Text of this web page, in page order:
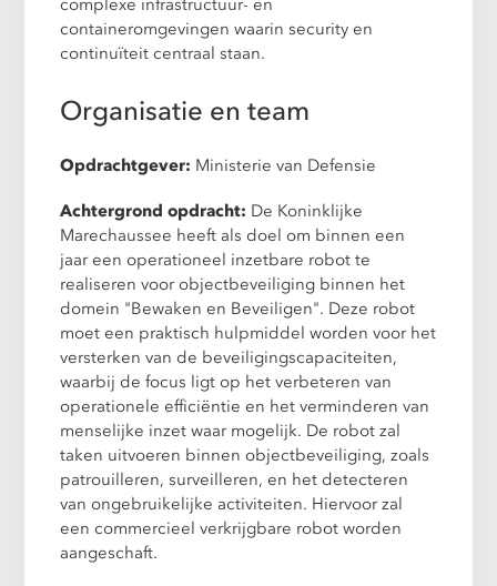
containeromgevingen waarin security en
continuïteit centraal staan.
Organisatie en team
Opdrachtgever: Ministerie van Defensie
Achtergrond opdracht: De Koninklijke
Marechaussee heeft als doel om binnen een
jaar een operationeel inzetbare robot te
realiseren voor objectbeveiliging binnen het
domein "Bewaken en Beveiligen". Deze robot
moet een praktisch hulpmiddel worden voor het
versterken van de beveiligingscapaciteiten,
waarbij de focus ligt op het verbeteren van
operationele efficiëntie en het verminderen van
menselijke inzet waar mogelijk. De robot zal
taken uitvoeren binnen objectbeveiliging, zoals
patrouilleren, surveilleren, en het detecteren
van ongebruikelijke activiteiten. Hiervoor zal
een commercieel verkrijgbare robot worden
aangeschaft.